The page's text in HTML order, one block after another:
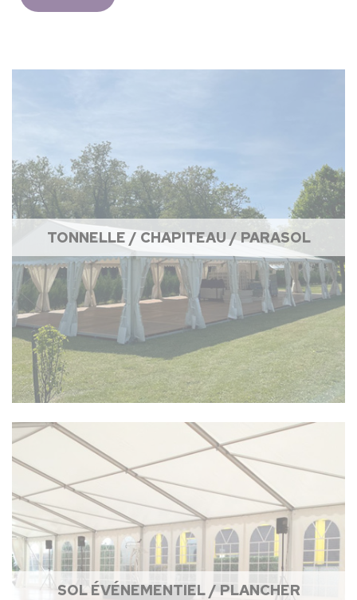
TONNELLE / CHAPITEAU / PARASOL
SOL ÉVÉNEMENTIEL / PLANCHER